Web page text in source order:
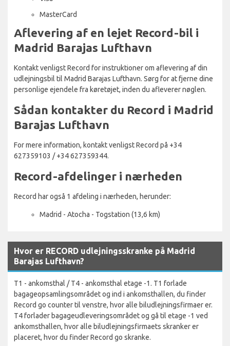
MasterCard
Aflevering af en lejet Record-bil i
Madrid Barajas Lufthavn
Kontakt venligst Record for instruktioner om aflevering af din
udlejningsbil til Madrid Barajas Lufthavn. Sørg for at fjerne dine
personlige ejendele fra køretøjet, inden du afleverer nøglen.
Sådan kontakter du Record i Madrid
Barajas Lufthavn
For mere information, kontakt venligst Record på +34
627359103 / +34 627359344.
Record-afdelinger i nærheden
Record har også 1 afdeling i nærheden, herunder:
Madrid - Atocha - Togstation (13,6 km)
Hvor er RECORD udlejningsskranke på Madrid
Barajas Lufthavn?
T1 - ankomsthal / T4 - ankomsthal etage -1. T1 forlade
bagageopsamlingsområdet og ind i ankomsthallen, du finder
Record go counter til venstre, hvor alle biludlejningsfirmaer er.
T4 forlader bagageudleveringsområdet og gå til etage -1 ved
ankomsthallen, hvor alle biludlejningsfirmaets skranker er
placeret, hvor du finder Record go skranke.